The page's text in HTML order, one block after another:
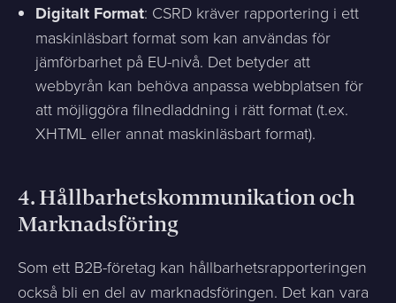
Digitalt Format: CSRD kräver rapportering i ett
maskinläsbart format som kan användas för
jämförbarhet på EU-nivå. Det betyder att
webbyrån kan behöva anpassa webbplatsen för
att möjliggöra filnedladdning i rätt format (t.ex.
XHTML eller annat maskinläsbart format).
4. Hållbarhetskommunikation och
Marknadsföring
Som ett B2B-företag kan hållbarhetsrapporteringen
också bli en del av marknadsföringen. Det kan vara